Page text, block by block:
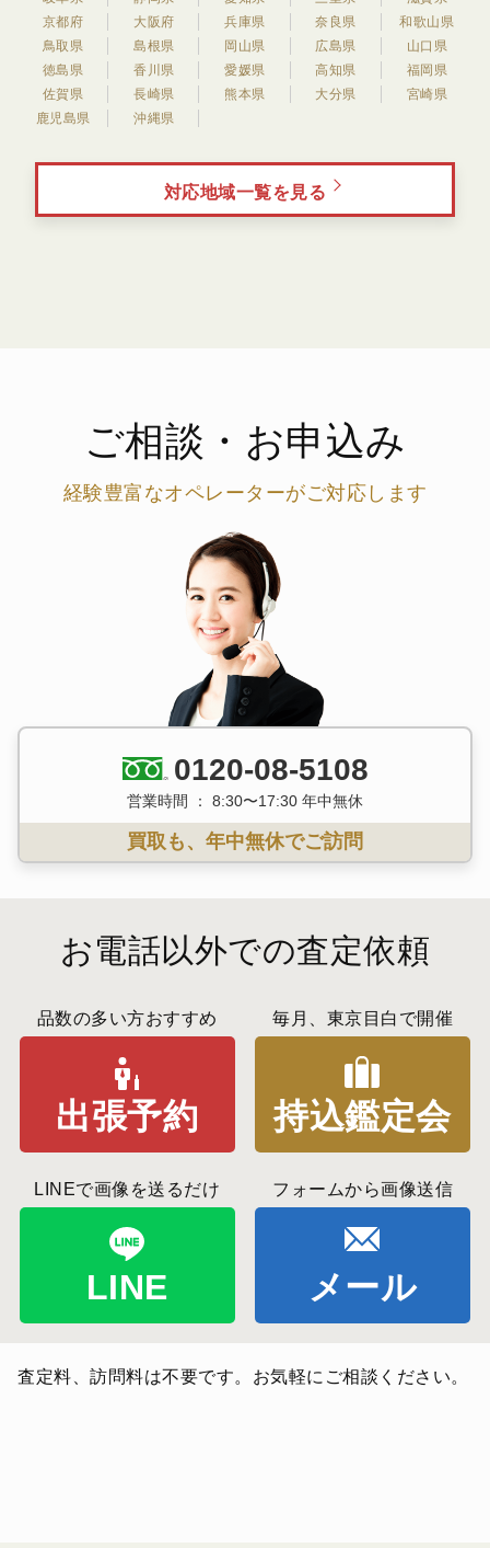
京都府
大阪府 兵庫県 奈良県
和歌山県
鳥取県
島根県 岡山県 広島県
山口県
徳島県
香川県 愛媛県 高知県
福岡県
佐賀県
長崎県 熊本県 大分県
宮崎県
鹿児島県
沖縄県
対応地域一覧を見る
ご相談・お申込み
経験豊富なオペレーターがご対応します
0120-08-5108
営業時間 ： 8:30〜17:30 年中無休
買取も、年中無休でご訪問
お電話以外での査定依頼
品数の多い方おすすめ
出張予約
毎月、東京目白で開催
持込鑑定会
LINEで画像を送るだけ
LINE
フォームから画像送信
メール
査定料、訪問料は不要です。お気軽にご相談ください。